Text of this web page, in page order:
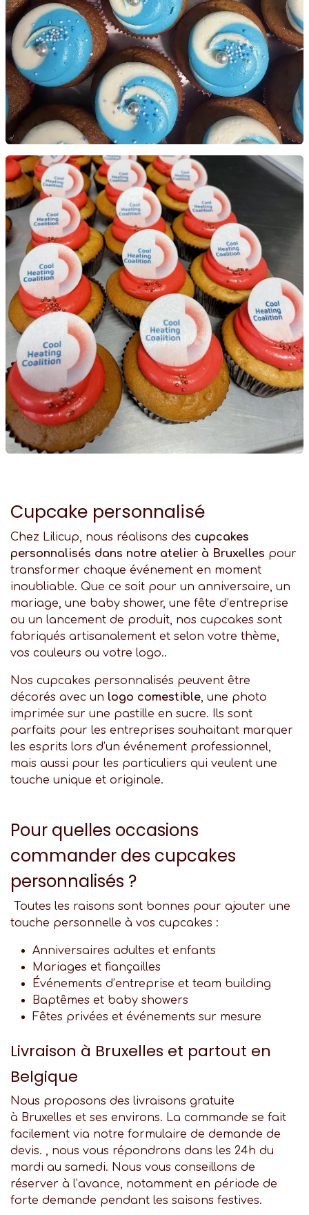
Cupcake personnalisé
Chez Lilicup, nous réalisons des cupcakes
personnalisés dans notre atelier à Bruxelles pour
transformer chaque événement en moment
inoubliable. Que ce soit pour un anniversaire, un
mariage, une baby shower, une fête d’entreprise
ou un lancement de produit, nos cupcakes sont
fabriqués artisanalement et selon votre thème,
vos couleurs ou votre logo..
Nos cupcakes personnalisés peuvent être
décorés avec un logo comestible, une photo
imprimée sur une pastille en sucre. Ils sont
parfaits pour les entreprises souhaitant marquer
les esprits lors d’un événement professionnel,
mais aussi pour les particuliers qui veulent une
touche unique et originale.
Pour quelles occasions
commander des cupcakes
personnalisés ?
Toutes les raisons sont bonnes pour ajouter une
touche personnelle à vos cupcakes :
Anniversaires adultes et enfants
Mariages et fiançailles
Événements d’entreprise et team building
Baptêmes et baby showers
Fêtes privées et événements sur mesure
Livraison à Bruxelles et partout en
Belgique
Nous proposons des livraisons gratuite
à Bruxelles et ses environs. La commande se fait
facilement via notre formulaire de demande de
devis. , nous vous répondrons dans les 24h du
mardi au samedi. Nous vous conseillons de
réserver à l’avance, notamment en période de
forte demande pendant les saisons festives.